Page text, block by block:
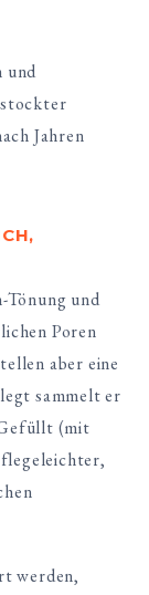
und
Jahren
Tönung und
Poren
aber eine
sammelt er
(mit
werden,